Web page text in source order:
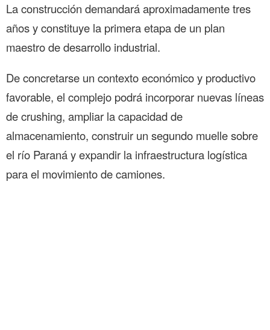
La construcción demandará aproximadamente tres
años y constituye la primera etapa de un plan
maestro de desarrollo industrial.
De concretarse un contexto económico y productivo
favorable, el complejo podrá incorporar nuevas líneas
de crushing, ampliar la capacidad de
almacenamiento, construir un segundo muelle sobre
el río Paraná y expandir la infraestructura logística
para el movimiento de camiones.